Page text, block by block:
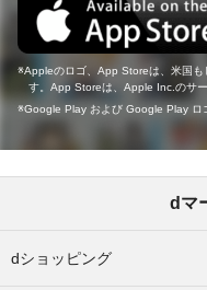
Appleのロゴ、App Storeは、米国
す。App Storeは、Apple Inc.のサー
Google Play および Google Play ロ
dマ
dショッピング